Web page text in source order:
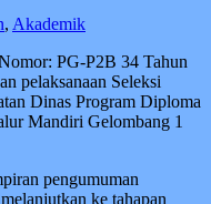
, Akademik
PG-P2B 34 Tahun
pelaksanaan Seleksi
Dinas Program Diploma
Mandiri Gelombang 1
pengumuman
ke tahapan